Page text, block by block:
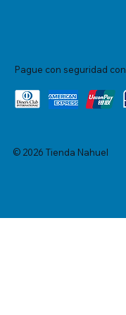
Pague con seguridad con
© 2026 Tienda Nahuel